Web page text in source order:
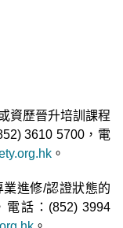
資歷晉升培訓課程
3610 5700，電
。
進修/認證狀態的
話： (852) 3994